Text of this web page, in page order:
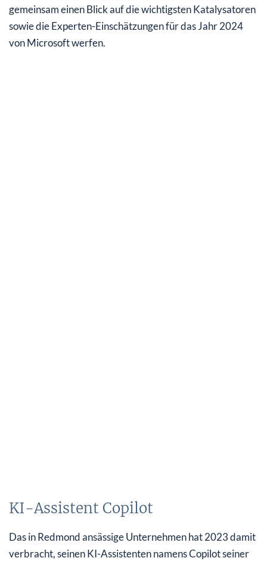
gemeinsam einen Blick auf die wichtigsten Katalysatoren
sowie die Experten-Einschätzungen für das Jahr 2024
von Microsoft werfen.
KI-Assistent Copilot
Das in Redmond ansässige Unternehmen hat 2023 damit
verbracht, seinen KI-Assistenten namens Copilot seiner